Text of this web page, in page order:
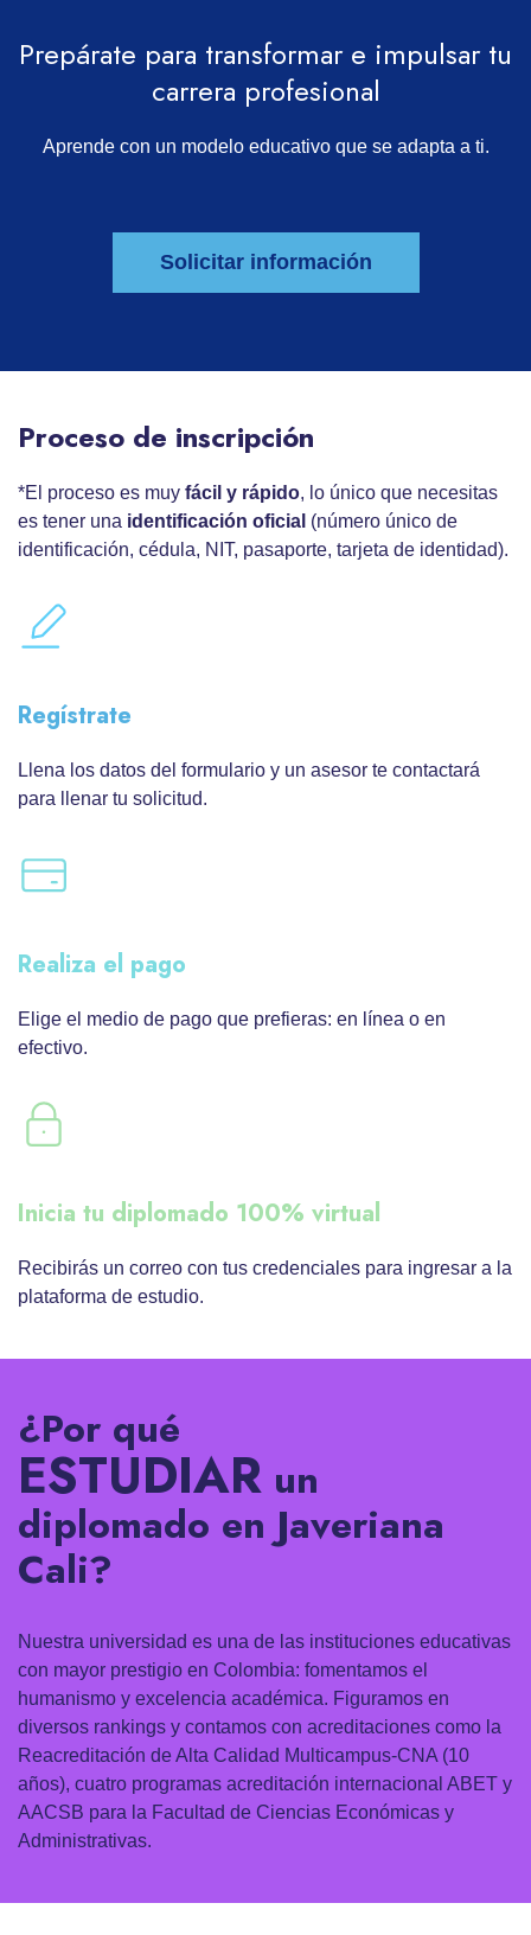
Prepárate para transformar e impulsar tu
carrera profesional
Aprende con un modelo educativo que se adapta a ti.
Solicitar información
Proceso de inscripción
*El proceso es muy fácil y rápido, lo único que necesitas
es tener una identificación oficial (número único de
identificación, cédula, NIT, pasaporte, tarjeta de identidad).
Regístrate
Llena los datos del formulario y un asesor te contactará
para llenar tu solicitud.
Realiza el pago
Elige el medio de pago que prefieras: en línea o en
efectivo.
Inicia tu diplomado 100% virtual
Recibirás un correo con tus credenciales para ingresar a la
plataforma de estudio.
¿Por qué
ESTUDIAR un
diplomado en Javeriana
Cali?
Nuestra universidad es una de las instituciones educativas
con mayor prestigio en Colombia: fomentamos el
humanismo y excelencia académica. Figuramos en
diversos rankings y contamos con acreditaciones como la
Reacreditación de Alta Calidad Multicampus-CNA (10
años), cuatro programas acreditación internacional ABET y
AACSB para la Facultad de Ciencias Económicas y
Administrativas.